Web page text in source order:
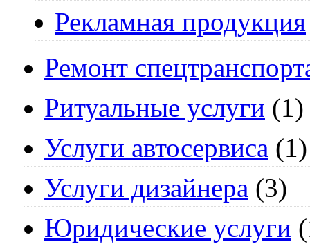
Рекламная продукция
Ремонт
Ритуальные услуги (1)
Услуги автосервиса (1)
Услуги дизайнера (3)
Юридические услуги